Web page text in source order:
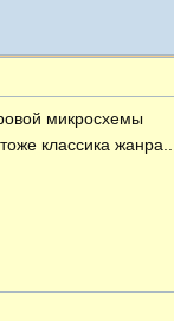
микросхемы
классика жанра...